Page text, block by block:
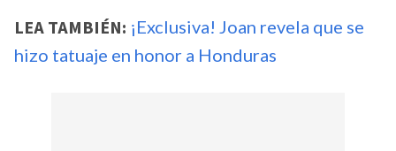
LEA TAMBIÉN: ¡Exclusiva! Joan revela que se
hizo tatuaje en honor a Honduras